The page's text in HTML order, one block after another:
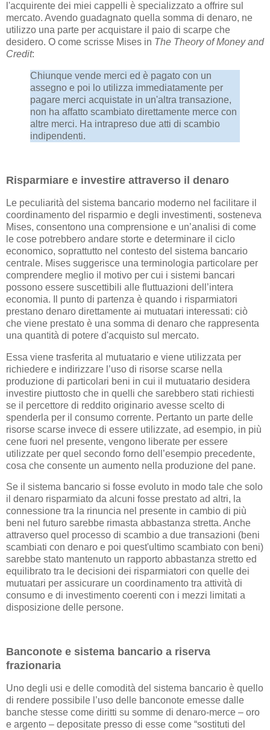
l'acquirente dei miei cappelli è specializzato a offrire sul
mercato. Avendo guadagnato quella somma di denaro, ne
utilizzo una parte per acquistare il paio di scarpe che
desidero. O come scrisse Mises in The Theory of Money and
Credit:
Chiunque vende merci ed è pagato con un
assegno e poi lo utilizza immediatamente per
pagare merci acquistate in un'altra transazione,
non ha affatto scambiato direttamente merce con
altre merci. Ha intrapreso due atti di scambio
indipendenti.
Risparmiare e investire attraverso il denaro
Le peculiarità del sistema bancario moderno nel facilitare il
coordinamento del risparmio e degli investimenti, sosteneva
Mises, consentono una comprensione e un’analisi di come
le cose potrebbero andare storte e determinare il ciclo
economico, soprattutto nel contesto del sistema bancario
centrale. Mises suggerisce una terminologia particolare per
comprendere meglio il motivo per cui i sistemi bancari
possono essere suscettibili alle fluttuazioni dell’intera
economia. Il punto di partenza è quando i risparmiatori
prestano denaro direttamente ai mutuatari interessati: ciò
che viene prestato è una somma di denaro che rappresenta
una quantità di potere d'acquisto sul mercato.
Essa viene trasferita al mutuatario e viene utilizzata per
richiedere e indirizzare l’uso di risorse scarse nella
produzione di particolari beni in cui il mutuatario desidera
investire piuttosto che in quelli che sarebbero stati richiesti
se il percettore di reddito originario avesse scelto di
spenderla per il consumo corrente. Pertanto un parte delle
risorse scarse invece di essere utilizzate, ad esempio, in più
cene fuori nel presente, vengono liberate per essere
utilizzate per quel secondo forno dell’esempio precedente,
cosa che consente un aumento nella produzione del pane.
Se il sistema bancario si fosse evoluto in modo tale che solo
il denaro risparmiato da alcuni fosse prestato ad altri, la
connessione tra la rinuncia nel presente in cambio di più
beni nel futuro sarebbe rimasta abbastanza stretta. Anche
attraverso quel processo di scambio a due transazioni (beni
scambiati con denaro e poi quest'ultimo scambiato con beni)
sarebbe stato mantenuto un rapporto abbastanza stretto ed
equilibrato tra le decisioni dei risparmiatori con quelle dei
mutuatari per assicurare un coordinamento tra attività di
consumo e di investimento coerenti con i mezzi limitati a
disposizione delle persone.
Banconote e sistema bancario a riserva
frazionaria
Uno degli usi e delle comodità del sistema bancario è quello
di rendere possibile l’uso delle banconote emesse dalle
banche stesse come diritti su somme di denaro-merce – oro
e argento – depositate presso di esse come “sostituti del